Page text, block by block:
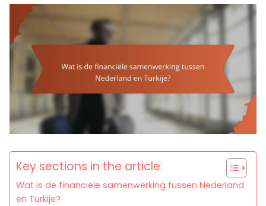
Key sections in the article:
Wat is de financiële samenwerking tussen Nederland
en Turkije?